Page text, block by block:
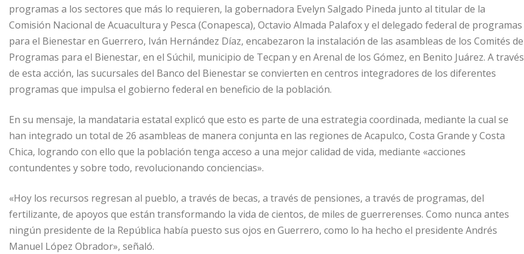
programas a los sectores que más lo requieren, la gobernadora Evelyn Salgado Pineda junto al titular de la
Comisión Nacional de Acuacultura y Pesca (Conapesca), Octavio Almada Palafox y el delegado federal de programas
para el Bienestar en Guerrero, Iván Hernández Díaz, encabezaron la instalación de las asambleas de los Comités de
Programas para el Bienestar, en el Súchil, municipio de Tecpan y en Arenal de los Gómez, en Benito Juárez. A través
de esta acción, las sucursales del Banco del Bienestar se convierten en centros integradores de los diferentes
programas que impulsa el gobierno federal en beneficio de la población.
En su mensaje, la mandataria estatal explicó que esto es parte de una estrategia coordinada, mediante la cual se
han integrado un total de 26 asambleas de manera conjunta en las regiones de Acapulco, Costa Grande y Costa
Chica, logrando con ello que la población tenga acceso a una mejor calidad de vida, mediante «acciones
contundentes y sobre todo, revolucionando conciencias».
«Hoy los recursos regresan al pueblo, a través de becas, a través de pensiones, a través de programas, del
fertilizante, de apoyos que están transformando la vida de cientos, de miles de guerrerenses. Como nunca antes
ningún presidente de la República había puesto sus ojos en Guerrero, como lo ha hecho el presidente Andrés
Manuel López Obrador», señaló.